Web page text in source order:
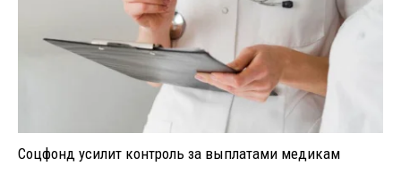
Соцфонд усилит контроль за выплатами медикам